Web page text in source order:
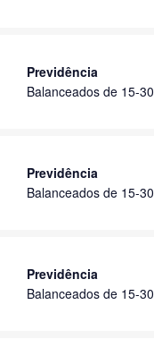
Previdência
Balanceados de 15-30
Previdência
Balanceados de 15-30
Previdência
Balanceados de 15-30